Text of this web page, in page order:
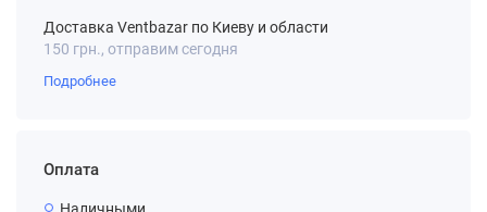
Доставка Ventbazar по Киеву и области
150 грн., отправим сегодня
Подробнее
Оплата